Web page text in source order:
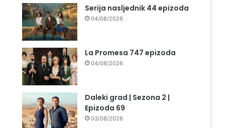
Serija nasljednik 44 epizoda
04/08/2026
La Promesa 747 epizoda
04/08/2026
Daleki grad | Sezona 2 |
Epizoda 69
03/08/2026